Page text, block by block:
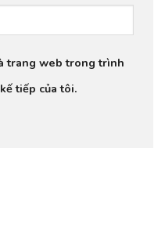
trang web trong trình
tiếp của tôi.